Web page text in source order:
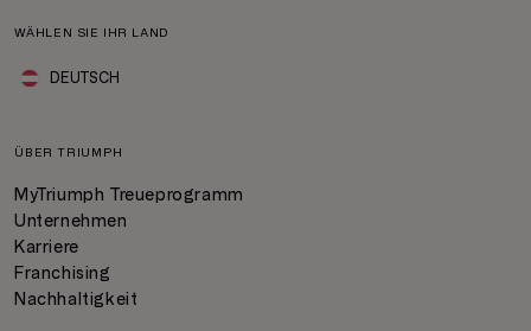
WÄHLEN SIE IHR LAND
DEUTSCH
ÜBER TRIUMPH
MyTriumph Treueprogramm
Unternehmen
Karriere
Franchising
Nachhaltigkeit